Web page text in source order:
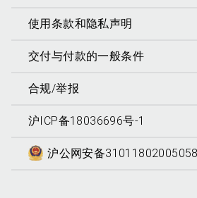
使用条款和隐私声明
交付与付款的一般条件
合规/举报
沪ICP备18036696号-1
沪公网安备